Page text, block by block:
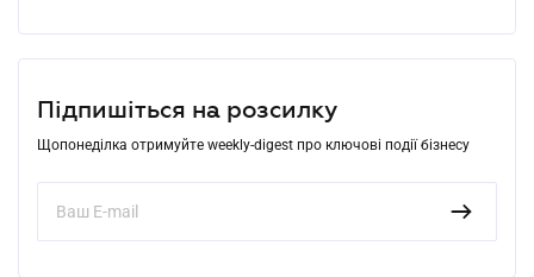
Підпишіться на розсилку
Щопонеділка отримуйте weekly-digest про ключові події бізнесу